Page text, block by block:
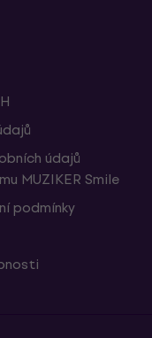
údajů
MUZIKER Smile
podmínky